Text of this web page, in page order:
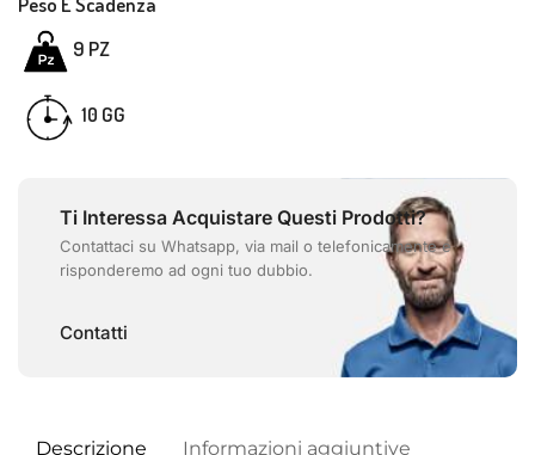
9 PZ
10 GG
Ti Interessa Acquistare Questi Prodotti?
Contattaci su Whatsapp, via mail o telefonicamente e
risponderemo ad ogni tuo dubbio.
Contatti
Descrizione Informazioni aggiuntive